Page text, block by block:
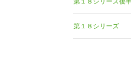
第１８シリーズ